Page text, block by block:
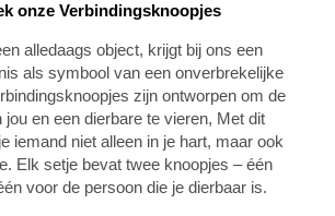
onze Verbindingsknoopjes
alledaags object, krijgt bij ons een
als symbool van een onverbrekelijke
zijn ontworpen om de
jou en een dierbare te vieren, Met dit
iemand niet alleen in je hart, maar ook
Elk setje bevat twee knoopjes – één
voor de persoon die je dierbaar is.